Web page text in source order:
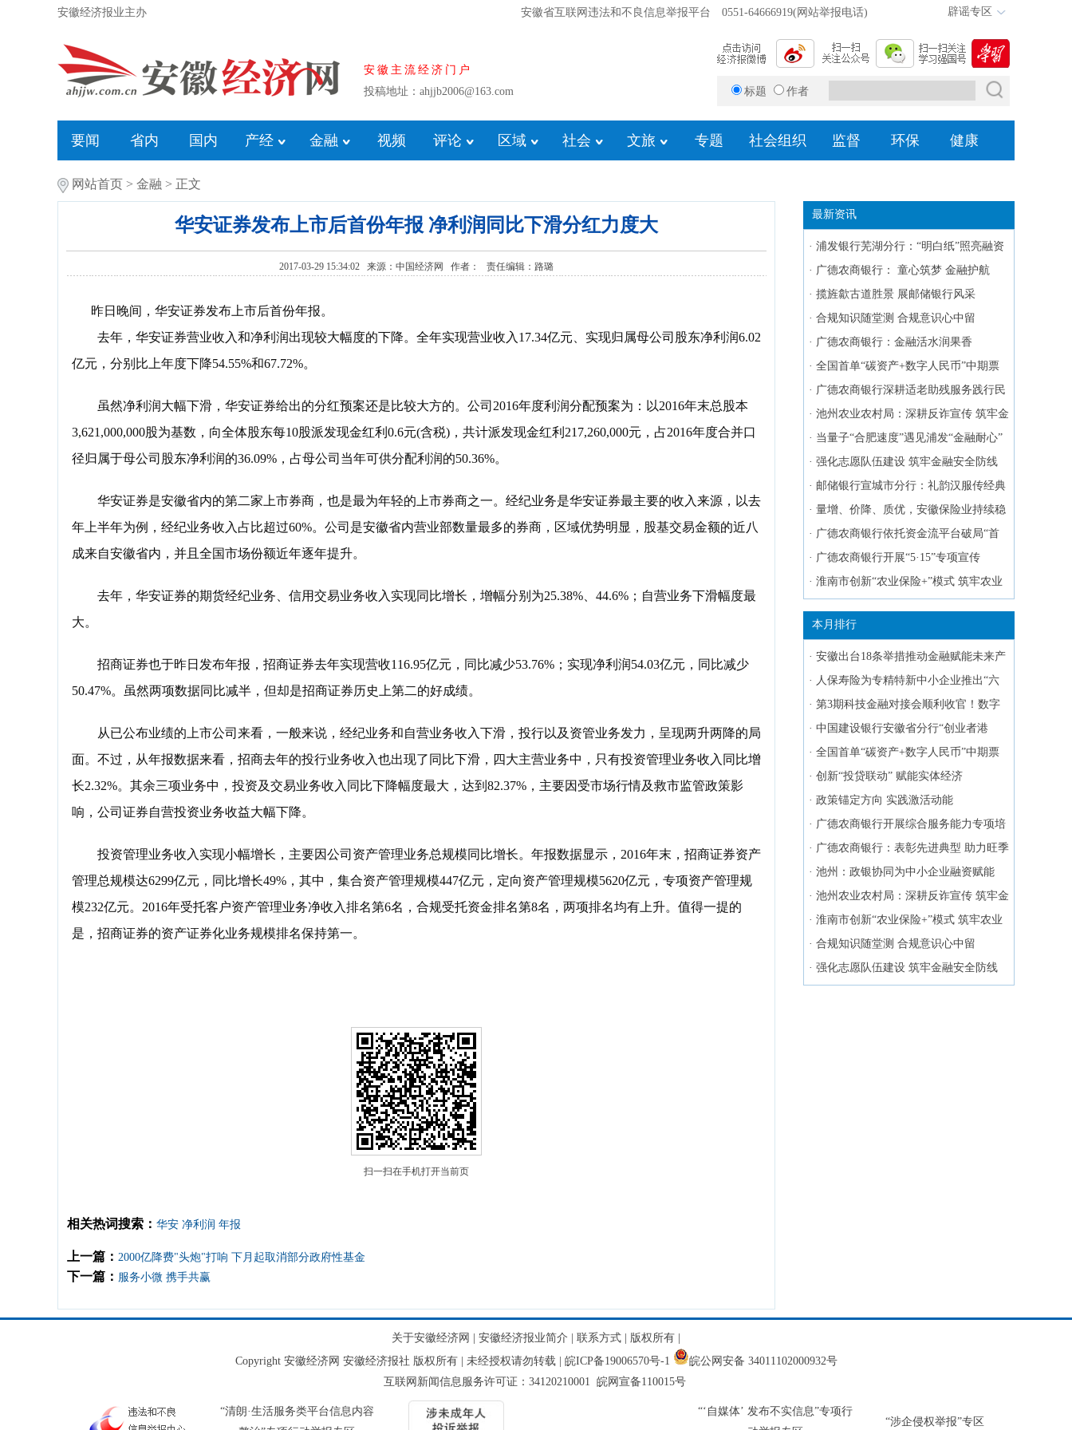
安徽经济报业主办 安徽省互联网违法和不良信息举报平台 0551-64666919(网站举报电话) 辟谣专区
安徽主流经济门户
投稿地址：ahjjb2006@163.com
标题 作者
要闻 省内 国内 产经 金融 视频 评论 区域 社会 文旅 专题 社会组织 监督 环保 健康
网站首页 > 金融 > 正文
华安证券发布上市后首份年报 净利润同比下滑分红力度大
2017-03-29 15:34:02 来源：中国经济网 作者： 责任编辑：路璐
昨日晚间，华安证券发布上市后首份年报。
去年，华安证券营业收入和净利润出现较大幅度的下降。全年实现营业收入17.34亿元、实现归属母公司股东净利润6.02
亿元，分别比上年度下降54.55%和67.72%。
虽然净利润大幅下滑，华安证券给出的分红预案还是比较大方的。公司2016年度利润分配预案为：以2016年末总股本
3,621,000,000股为基数，向全体股东每10股派发现金红利0.6元(含税)，共计派发现金红利217,260,000元，占2016年度合并口
径归属于母公司股东净利润的36.09%，占母公司当年可供分配利润的50.36%。
华安证券是安徽省内的第二家上市券商，也是最为年轻的上市券商之一。经纪业务是华安证券最主要的收入来源，以去
年上半年为例，经纪业务收入占比超过60%。公司是安徽省内营业部数量最多的券商，区域优势明显，股基交易金额的近八
成来自安徽省内，并且全国市场份额近年逐年提升。
去年，华安证券的期货经纪业务、信用交易业务收入实现同比增长，增幅分别为25.38%、44.6%；自营业务下滑幅度最
大。
招商证券也于昨日发布年报，招商证券去年实现营收116.95亿元，同比减少53.76%；实现净利润54.03亿元，同比减少
50.47%。虽然两项数据同比减半，但却是招商证券历史上第二的好成绩。
从已公布业绩的上市公司来看，一般来说，经纪业务和自营业务收入下滑，投行以及资管业务发力，呈现两升两降的局
面。不过，从年报数据来看，招商去年的投行业务收入也出现了同比下滑，四大主营业务中，只有投资管理业务收入同比增
长2.32%。其余三项业务中，投资及交易业务收入同比下降幅度最大，达到82.37%，主要因受市场行情及救市监管政策影
响，公司证券自营投资业务收益大幅下降。
投资管理业务收入实现小幅增长，主要因公司资产管理业务总规模同比增长。年报数据显示，2016年末，招商证券资产
管理总规模达6299亿元，同比增长49%，其中，集合资产管理规模447亿元，定向资产管理规模5620亿元，专项资产管理规
模232亿元。2016年受托客户资产管理业务净收入排名第6名，合规受托资金排名第8名，两项排名均有上升。值得一提的
是，招商证券的资产证券化业务规模排名保持第一。
扫一扫在手机打开当前页
相关热词搜索： 华安 净利润 年报
上一篇： 2000亿降费"头炮"打响 下月起取消部分政府性基金
下一篇： 服务小微 携手共赢
最新资讯
· 浦发银行芜湖分行：“明白纸”照亮融资
路
· 广德农商银行： 童心筑梦 金融护航
· 揽旌歙古道胜景 展邮储银行风采
· 合规知识随堂测 合规意识心中留
· 广德农商银行：金融活水润果香
· 全国首单“碳资产+数字人民币”中期票
据成功发行
· 广德农商银行深耕适老助残服务践行民
生担当
· 池州农业农村局：深耕反诈宣传 筑牢金
融防线
· 当量子“合肥速度”遇见浦发“金融耐心”
· 强化志愿队伍建设 筑牢金融安全防线
· 邮储银行宣城市分行：礼韵汉服传经典
存款保险守民心
· 量增、价降、质优，安徽保险业持续稳
健发展
· 广德农商银行依托资金流平台破局“首
贷难”
· 广德农商银行开展“5·15”专项宣传
· 淮南市创新“农业保险+”模式 筑牢农业
本月排行
· 安徽出台18条举措推动金融赋能未来产
业
· 人保寿险为专精特新中小企业推出“六
个一”
· 第3期科技金融对接会顺利收官！数字
化助力企业高效发展
· 中国建设银行安徽省分行“创业者港
湾”在合肥开业
· 全国首单“碳资产+数字人民币”中期票
据成功发行
· 创新“投贷联动” 赋能实体经济
· 政策锚定方向 实践激活动能
· 广德农商银行开展综合服务能力专项培
训
· 广德农商银行：表彰先进典型 助力旺季
营销
· 池州：政银协同为中小企业融资赋能
· 池州农业农村局：深耕反诈宣传 筑牢金
融防线
· 淮南市创新“农业保险+”模式 筑牢农业
风险保障屏障
· 合规知识随堂测 合规意识心中留
· 强化志愿队伍建设 筑牢金融安全防线
关于安徽经济网 安徽经济报业简介 联系方式 版权所有
Copyright 安徽经济网 安徽经济报社 版权所有 | 未经授权请勿转载 | 皖ICP备19006570号-1
皖公网安备 34011102000932号
互联网新闻信息服务许可证：34120210001 皖网宣备110015号
“清朗·生活服务类平台信息内容
“‘自媒体’ 发布不实信息”专项行
“涉企侵权举报”专区